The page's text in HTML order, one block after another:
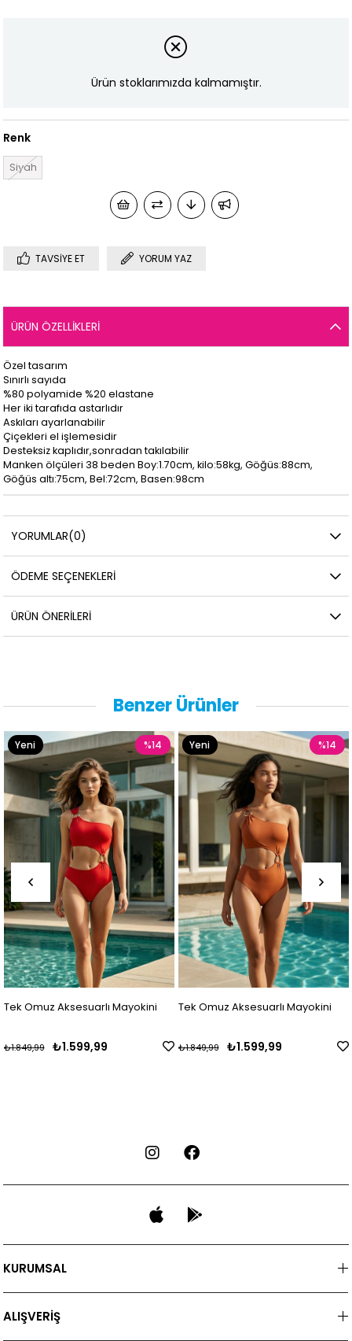
Ürün stoklarımızda kalmamıştır.
Renk
Siyah
TAVSIYE ET YORUM YAZ
ÜRÜN ÖZELLIKLERI
Özel tasarım
Sınırlı sayıda
%80 polyamide %20 elastane
Her iki tarafıda astarlıdır
Askıları ayarlanabilir
Çiçekleri el işlemesidir
Desteksiz kaplıdır,sonradan takılabilir
Manken ölçüleri 38 beden Boy:1.70cm, kilo:58kg, Göğüs:88cm,
Göğüs altı:75cm, Bel:72cm, Basen:98cm
YORUMLAR(0)
ÖDEME SEÇENEKLERI
ÜRÜN ÖNERILERI
Benzer Ürünler
Tek Omuz Aksesuarlı Mayokini
₺1.599,99
₺1.849,99
%14
Yeni
Ürün
Tek Omuz Aksesuarlı Mayokini
₺1.599,99
₺1.849,99
%14
Yeni
Ürün
KURUMSAL
ALIŞVERİŞ